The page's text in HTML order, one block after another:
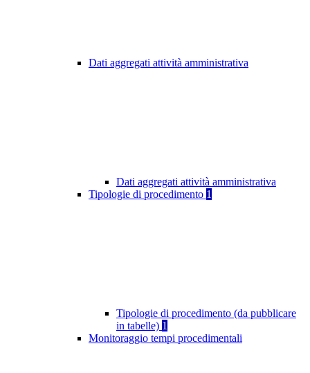
Dati aggregati attività amministrativa
Dati aggregati attività amministrativa
Tipologie di procedimento 1
Tipologie di procedimento (da pubblicare
in tabelle) 1
Monitoraggio tempi procedimentali